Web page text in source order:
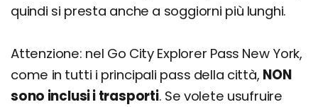
quindi si presta anche a soggiorni più lunghi.
Attenzione: nel Go City Explorer Pass New York,
come in tutti i principali pass della città, NON
sono inclusi i trasporti. Se volete usufruire